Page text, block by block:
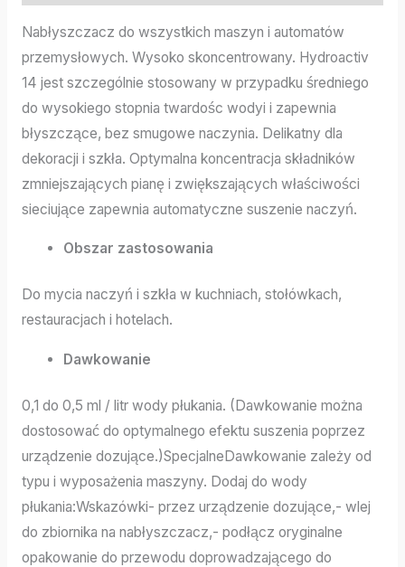
Nabłyszczacz do wszystkich maszyn i automatów
przemysłowych. Wysoko skoncentrowany. Hydroactiv
14 jest szczególnie stosowany w przypadku średniego
do wysokiego stopnia twardośc wodyi i zapewnia
błyszczące, bez smugowe naczynia. Delikatny dla
dekoracji i szkła. Optymalna koncentracja składników
zmniejszających pianę i zwiększających właściwości
sieciujące zapewnia automatyczne suszenie naczyń.
Obszar zastosowania
Do mycia naczyń i szkła w kuchniach, stołówkach,
restauracjach i hotelach.
Dawkowanie
0,1 do 0,5 ml / litr wody płukania. (Dawkowanie można
dostosować do optymalnego efektu suszenia poprzez
urządzenie dozujące.)SpecjalneDawkowanie zależy od
typu i wyposażenia maszyny. Dodaj do wody
płukania:Wskazówki- przez urządzenie dozujące,- wlej
do zbiornika na nabłyszczacz,- podłącz oryginalne
opakowanie do przewodu doprowadzającego do